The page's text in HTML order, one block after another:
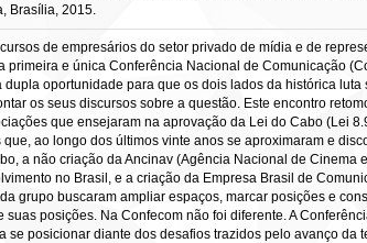
Brasília, 2015.
de empresários do setor privado de mídia e de
primeira e única Conferência Nacional de Comunicação
oportunidade para que os dois lados da histórica
os seus discursos sobre a questão. Este encontro
que ensejaram na aprovação da Lei do Cabo (Lei
ao longo dos últimos vinte anos se aproximaram e
a não criação da Ancinav (Agência Nacional de
no Brasil, e a criação da Empresa Brasil de
grupo buscaram ampliar espaços, marcar posições e
posições. Na Confecom não foi diferente. A
se posicionar diante dos desafios trazidos pelo avanço